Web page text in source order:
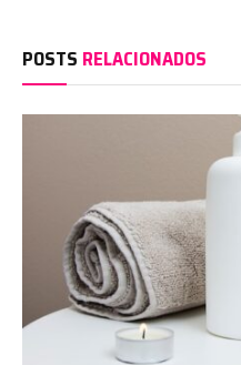
POSTS RELACIONADOS